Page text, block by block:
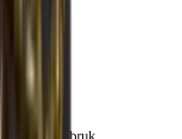
er klare til bruk.